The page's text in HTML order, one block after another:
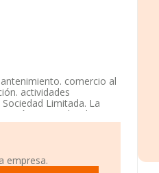
comercio al
actividades
Limitada. La
especializada
exteriores.
Floridablanca núm. 98
empresa.